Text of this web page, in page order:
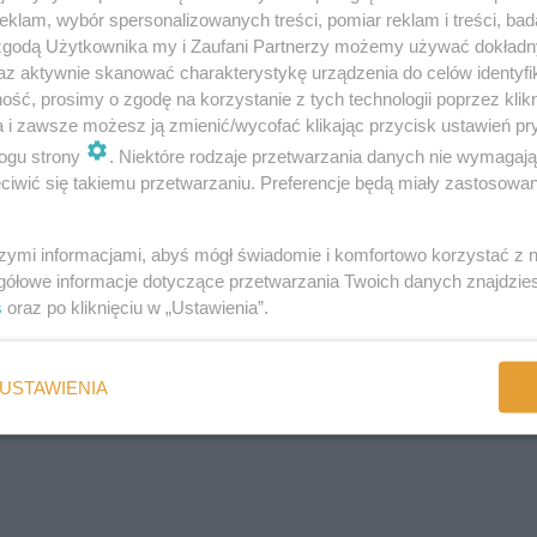
rozbełtałam 3 jajka, wrzuciłam starta mozarellę, ostry
z ogrodu. Pycha!
wybór spersonalizowanych treści, pomiar reklam i treści,
Użytkownika my i Zaufani Partnerzy możemy używać
aktywnie skanować charakterystykę urządzenia do celów
prosimy o zgodę na korzystanie z tych technologii poprzez
i zawsze możesz ją zmienić/wycofać klikając przycisk ustawień
strony
. Niektóre rodzaje przetwarzania danych nie
się takiemu przetwarzaniu. Preferencje będą miały
informacjami, abyś mógł świadomie i komfortowo korzystać z
informacje dotyczące przetwarzania Twoich danych
oraz po kliknięciu w „Ustawienia”.
USTAWIENIA